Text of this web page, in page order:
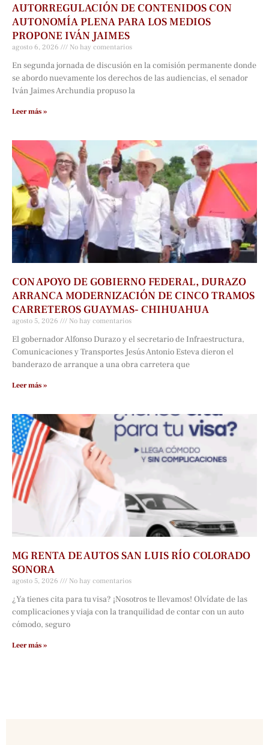
AUTORREGULACIÓN DE CONTENIDOS CON
AUTONOMÍA PLENA PARA LOS MEDIOS
PROPONE IVÁN JAIMES
agosto 6, 2026 No hay comentarios
En segunda jornada de discusión en la comisión permanente donde
se abordo nuevamente los derechos de las audiencias, el senador
Iván Jaimes Archundia propuso la
Leer más »
CON APOYO DE GOBIERNO FEDERAL, DURAZO
ARRANCA MODERNIZACIÓN DE CINCO TRAMOS
CARRETEROS GUAYMAS- CHIHUAHUA
agosto 5, 2026 No hay comentarios
El gobernador Alfonso Durazo y el secretario de Infraestructura,
Comunicaciones y Transportes Jesús Antonio Esteva dieron el
banderazo de arranque a una obra carretera que
Leer más »
MG RENTA DE AUTOS SAN LUIS RÍO COLORADO
SONORA
agosto 5, 2026 No hay comentarios
¿Ya tienes cita para tu visa? ¡Nosotros te llevamos! Olvídate de las
complicaciones y viaja con la tranquilidad de contar con un auto
cómodo, seguro
Leer más »